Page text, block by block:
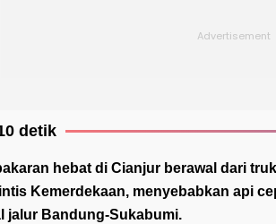
detik
hebat di Cianjur berawal dari
Kemerdekaan, menyebabkan api
jalur Bandung-Sukabumi.